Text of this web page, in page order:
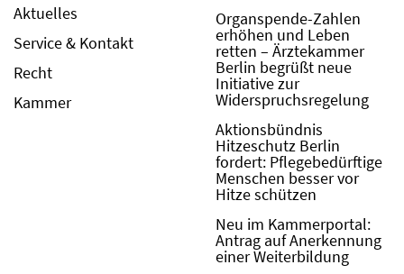
Aktuelles
Service & Kontakt
Recht
Kammer
Organspende-Zahlen
erhöhen und Leben
retten – Ärztekammer
Berlin begrüßt neue
Initiative zur
Widerspruchsregelung
Aktionsbündnis
Hitzeschutz Berlin
fordert: Pflegebedürftige
Menschen besser vor
Hitze schützen
Neu im Kammerportal:
Antrag auf Anerkennung
einer Weiterbildung